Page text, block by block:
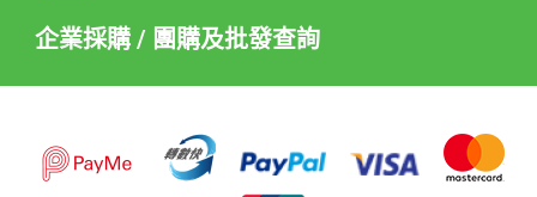
企業採購 / 團購及批發查詢